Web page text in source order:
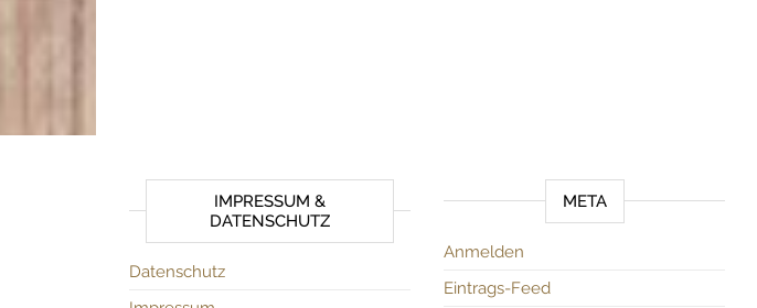
IMPRESSUM &
DATENSCHUTZ
Datenschutz
META
Anmelden
Eintrags-Feed